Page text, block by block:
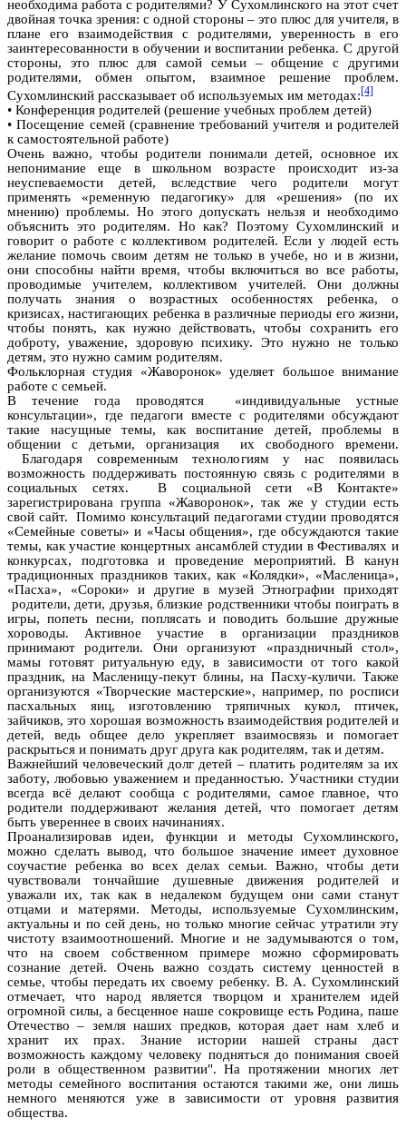
необходима работа с родителями? У Сухомлинского на этот счет
двойная точка зрения: с одной стороны – это плюс для учителя, в
плане его взаимодействия с родителями, уверенность в его
заинтересованности в обучении и воспитании ребенка. С другой
стороны, это плюс для самой семьи – общение с другими
родителями, обмен опытом, взаимное решение проблем.
Сухомлинский рассказывает об используемых им методах:[4]
• Конференция родителей (решение учебных проблем детей)
• Посещение семей (сравнение требований учителя и родителей
к самостоятельной работе)
Очень важно, чтобы родители понимали детей, основное их
непонимание еще в школьном возрасте происходит из-за
неуспеваемости детей, вследствие чего родители могут
применять «ременную педагогику» для «решения» (по их
мнению) проблемы. Но этого допускать нельзя и необходимо
объяснить это родителям. Но как? Поэтому Сухомлинский и
говорит о работе с коллективом родителей. Если у людей есть
желание помочь своим детям не только в учебе, но и в жизни,
они способны найти время, чтобы включиться во все работы,
проводимые учителем, коллективом учителей. Они должны
получать знания о возрастных особенностях ребенка, о
кризисах, настигающих ребенка в различные периоды его жизни,
чтобы понять, как нужно действовать, чтобы сохранить его
доброту, уважение, здоровую психику. Это нужно не только
детям, это нужно самим родителям.
Фольклорная студия «Жаворонок» уделяет большое внимание
работе с семьей.
В течение года проводятся «индивидуальные устные
консультации», где педагоги вместе с родителями обсуждают
такие насущные темы, как воспитание детей, проблемы в
общении с детьми, организация их свободного времени.
Благодаря современным технологиям у нас появилась
возможность поддерживать постоянную связь с родителями в
социальных сетях. В социальной сети «В Контакте»
зарегистрирована группа «Жаворонок», так же у студии есть
свой сайт. Помимо консультаций педагогами студии проводятся
«Семейные советы» и «Часы общения», где обсуждаются такие
темы, как участие концертных ансамблей студии в Фестивалях и
конкурсах, подготовка и проведение мероприятий. В канун
традиционных праздников таких, как «Колядки», «Масленица»,
«Пасха», «Сороки» и другие в музей Этнографии приходят
родители, дети, друзья, близкие родственники чтобы поиграть в
игры, попеть песни, поплясать и поводить большие дружные
хороводы. Активное участие в организации праздников
принимают родители. Они организуют «праздничный стол»,
мамы готовят ритуальную еду, в зависимости от того какой
праздник, на Масленицу-пекут блины, на Пасху-куличи. Также
организуются «Творческие мастерские», например, по росписи
пасхальных яиц, изготовлению тряпичных кукол, птичек,
зайчиков, это хорошая возможность взаимодействия родителей и
детей, ведь общее дело укрепляет взаимосвязь и помогает
раскрыться и понимать друг друга как родителям, так и детям.
Важнейший человеческий долг детей – платить родителям за их
заботу, любовью уважением и преданностью. Участники студии
всегда всё делают сообща с родителями, самое главное, что
родители поддерживают желания детей, что помогает детям
быть увереннее в своих начинаниях.
Проанализировав идеи, функции и методы Сухомлинского,
можно сделать вывод, что большое значение имеет духовное
соучастие ребенка во всех делах семьи. Важно, чтобы дети
чувствовали тончайшие душевные движения родителей и
уважали их, так как в недалеком будущем они сами станут
отцами и матерями. Методы, используемые Сухомлинским,
актуальны и по сей день, но только многие сейчас утратили эту
чистоту взаимоотношений. Многие и не задумываются о том,
что на своем собственном примере можно сформировать
сознание детей. Очень важно создать систему ценностей в
семье, чтобы передать их своему ребенку. В. А. Сухомлинский
отмечает, что народ является творцом и хранителем идей
огромной силы, а бесценное наше сокровище есть Родина, паше
Отечество – земля наших предков, которая дает нам хлеб и
хранит их прах. Знание истории нашей страны даст
возможность каждому человеку подняться до понимания своей
роли в общественном развитии". На протяжении многих лет
методы семейного воспитания остаются такими же, они лишь
немного меняются уже в зависимости от уровня развития
общества.